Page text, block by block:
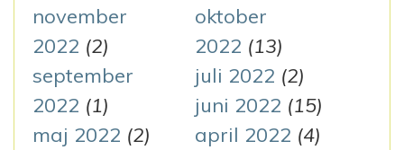
november
2022 (2)
oktober
2022 (13)
september
2022 (1)
juli 2022 (2)
juni 2022 (15)
maj 2022 (2) april 2022 (4)